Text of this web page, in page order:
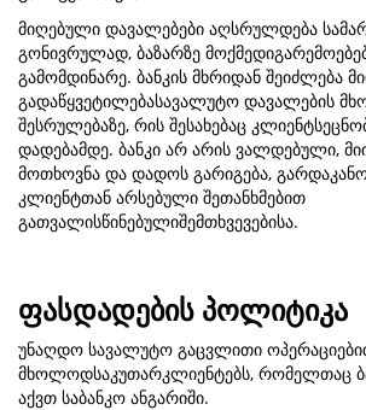
მიღებული დავალებები აღსრულდება
გონივრულად, ბაზარზე
გამომდინარე. ბანკის მხრიდან შეიძლება
გადაწყვეტილებასავალუტო დავალების
შესრულებაზე, რის შესახებაც
დადებამდე. ბანკი არ არის ვალდებული,
მოთხოვნა და დადოს გარიგება,
კლიენტთან არსებული შეთანხმებით
გათვალისწინებულიშემთხვევებისა.
ფასდადების პოლიტიკა
უნაღდო სავალუტო გაცვლითი
მხოლოდსაკუთარკლიენტებს, რომელთაც
აქვთ საბანკო ანგარიში.